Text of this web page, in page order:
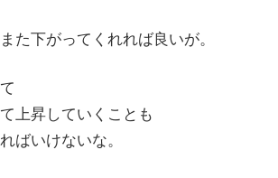
た下がってくれれば良いが。
上昇していくことも
ばいけないな。